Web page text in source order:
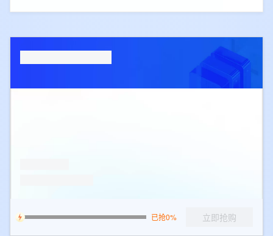
已抢0% 立即抢购